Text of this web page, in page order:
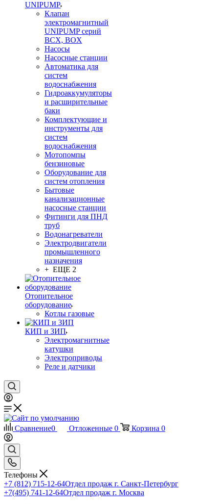
UNIPUMP
Клапан
электромагнитный
UNIPUMP серий
BCX, BOX
Насосы
Насосные станции
Автоматика для
систем
водоснабжения
Гидроаккумуляторы
и расширительные
баки
Комплектующие и
инструменты для
систем
водоснабжения
Мотопомпы
бензиновые
Оборудование для
систем отопления
Бытовые
канализационные
насосные станции
Фитинги для ПНД
труб
Водонагреватели
Электродвигатели
промышленного
назначения
+ ЕЩЕ 2
Отопительное
оборудование
Котлы газовые
КИП и ЗИП
Электромагнитные
катушки
Электроприводы
Реле и датчики
Сравнение0 Отложенные 0 Корзина 0
Телефоны
+7 (812) 715-12-64Отдел продаж г. Санкт-Петербург
+7(495) 741-12-64Отдел продаж г. Москва